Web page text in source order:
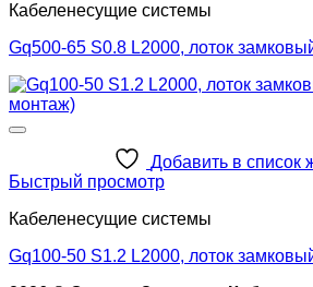
Кабеленесущие системы
Gq500-65 S0.8 L2000, лоток
Добавить в список
Быстрый просмотр
Кабеленесущие системы
Gq100-50 S1.2 L2000, лоток